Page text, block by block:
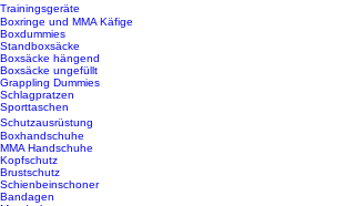
Trainingsgeräte
Boxringe und MMA Käfige
Boxdummies
Standboxsäcke
Boxsäcke hängend
Boxsäcke ungefüllt
Grappling Dummies
Schlagpratzen
Sporttaschen
Schutzausrüstung
Boxhandschuhe
MMA Handschuhe
Kopfschutz
Brustschutz
Schienbeinschoner
Bandagen